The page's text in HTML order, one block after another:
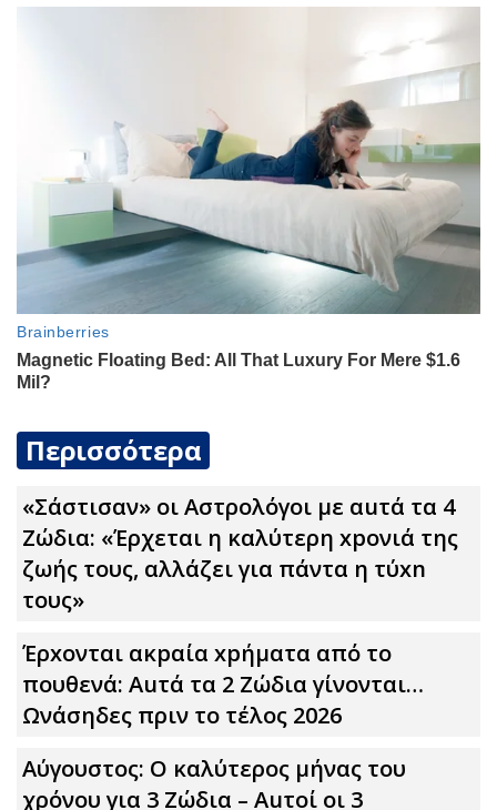
Περισσότερα
«Σάστισαν» οι Αστρολόγοι με αuτά τα 4
Zώδια: «Έρχεται η καλύτερη xpoνιά της
ζωής τους, αλλάζει για πάντα η τύxn
τους»
Έρxoνται ακpαία xpήματα από το
πουθενά: Αuτά τα 2 Zώδια γίνονται…
Ωνάσηδες πριν το τέλος 2026
Αύγουστος: Ο καλύτερος μήνας του
χρόνου για 3 Zώδια – Αuτοί οι 3